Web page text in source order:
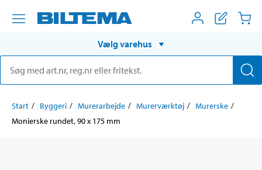
Vælg varehus
Start Byggeri Murerarbejde Murerværktøj
Murerske
Monierske rundet, 90 x 175 mm